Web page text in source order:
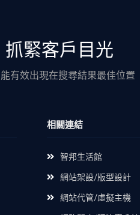
緊客戶目光
有效出現在搜尋結果最佳位置
相關連結
智邦生活館
網站架設/版型設計
網站代管/虛擬主機